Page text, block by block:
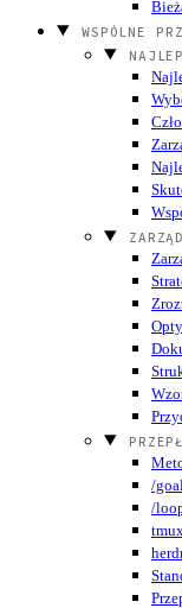
WSPÓLNE
/
/